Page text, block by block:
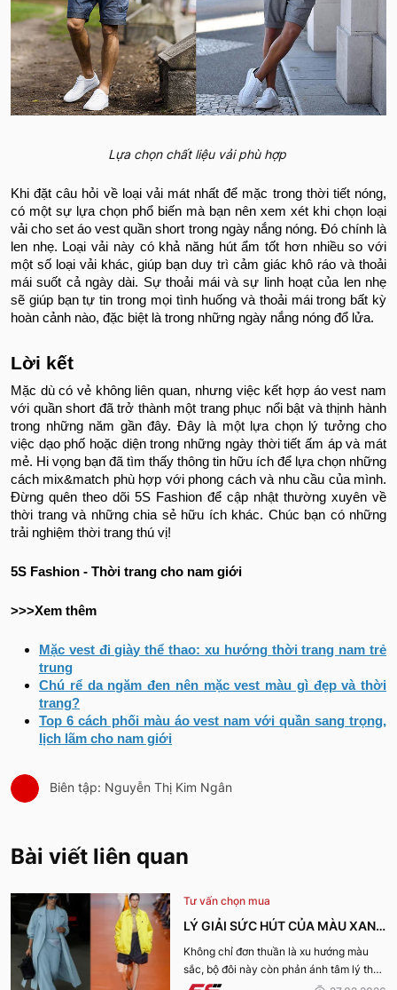
Lựa chọn chất liệu vải phù hợp
Khi đặt câu hỏi về loại vải mát nhất để mặc trong thời tiết nóng,
có một sự lựa chọn phổ biến mà bạn nên xem xét khi chọn loại
vải cho set áo vest quần short trong ngày nắng nóng. Đó chính là
len nhẹ. Loại vải này có khả năng hút ẩm tốt hơn nhiều so với
một số loại vải khác, giúp bạn duy trì cảm giác khô ráo và thoải
mái suốt cả ngày dài. Sự thoải mái và sự linh hoạt của len nhẹ
sẽ giúp bạn tự tin trong mọi tình huống và thoải mái trong bất kỳ
hoàn cảnh nào, đặc biệt là trong những ngày nắng nóng đổ lửa.
Lời kết
Mặc dù có vẻ không liên quan, nhưng việc kết hợp áo vest nam
với quần short đã trở thành một trang phục nổi bật và thịnh hành
trong những năm gần đây. Đây là một lựa chọn lý tưởng cho
việc dạo phố hoặc diện trong những ngày thời tiết ấm áp và mát
mẻ. Hi vọng bạn đã tìm thấy thông tin hữu ích để lựa chọn những
cách mix&match phù hợp với phong cách và nhu cầu của mình.
Đừng quên theo dõi 5S Fashion để cập nhật thường xuyên về
thời trang và những chia sẻ hữu ích khác. Chúc bạn có những
trải nghiệm thời trang thú vị!
5S Fashion - Thời trang cho nam giới
>>>Xem thêm
Mặc vest đi giày thể thao: xu hướng thời trang nam trẻ
trung
Chú rể da ngăm đen nên mặc vest màu gì đẹp và thời
trang?
Top 6 cách phối màu áo vest nam với quần sang trọng,
lịch lãm cho nam giới
Biên tập: Nguyễn Thị Kim Ngân
Bài viết liên quan
Tư vấn chọn mua
LÝ GIẢI SỨC HÚT CỦA MÀU XANH
DƯƠNG LẠNH VÀ VÀNG ACACIA
CHO XU HƯỚNG XUÂN HÈ 2026
Không chỉ đơn thuần là xu hướng màu
sắc, bộ đôi này còn phản ánh tâm lý thời
đại và nhu cầu thể hiện cá tính rõ nét